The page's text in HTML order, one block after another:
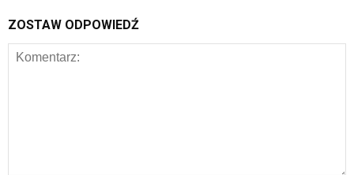
ZOSTAW ODPOWIEDŹ